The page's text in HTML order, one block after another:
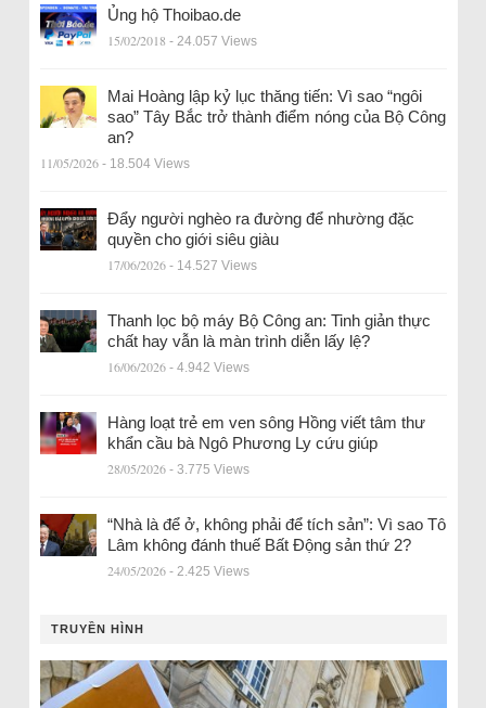
Ủng hộ Thoibao.de
15/02/2018 - 24.057 Views
Mai Hoàng lập kỷ lục thăng tiến: Vì sao “ngôi
sao” Tây Bắc trở thành điểm nóng của Bộ Công
an?
11/05/2026 - 18.504 Views
Đẩy người nghèo ra đường để nhường đặc
quyền cho giới siêu giàu
17/06/2026 - 14.527 Views
Thanh lọc bộ máy Bộ Công an: Tinh giản thực
chất hay vẫn là màn trình diễn lấy lệ?
16/06/2026 - 4.942 Views
Hàng loạt trẻ em ven sông Hồng viết tâm thư
khẩn cầu bà Ngô Phương Ly cứu giúp
28/05/2026 - 3.775 Views
“Nhà là để ở, không phải để tích sản”: Vì sao Tô
Lâm không đánh thuế Bất Động sản thứ 2?
24/05/2026 - 2.425 Views
TRUYỀN HÌNH